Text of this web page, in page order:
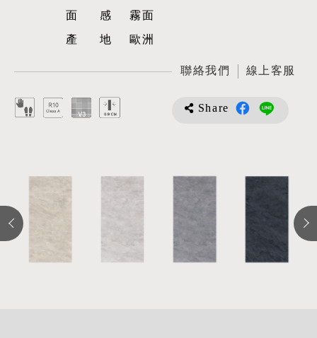
面感霧面
產地歐洲
聯絡我們 線上客服
Share